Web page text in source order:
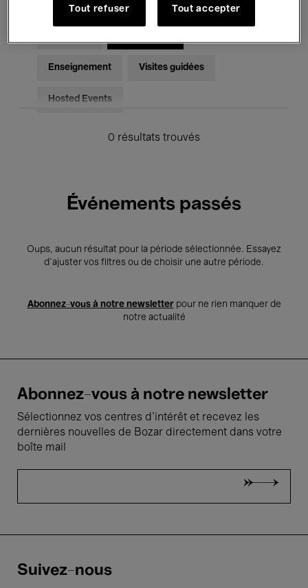
Enseignement Visites guidées
Hosted Events
0 résultats trouvés
Événements passés
Oups, aucun résultat pour la période sélectionnée. Essayez
d’ajuster vos filtres ou de choisir une autre période.
Abonnez-vous à notre newsletterpour ne rien manquer de
notre actualité
Abonnez-vous à notre newsletter
Sélectionnez vos centres d'intérêt et recevez les
dernières nouvelles de Bozar directement dans votre
boîte mail
Suivez-nous
Tout refuser Tout accepter